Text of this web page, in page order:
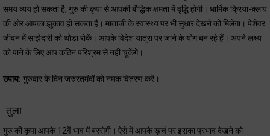
समय व्यय हो सकता है, गुरु की कृपा से आपकी बौद्धिक क्षमता में वृद्धि होगी। धार्मिक क्रिया-क्लाप
की ओर आपका झुकाव हो सकता है। माताजी के स्वास्थ्य पर भी सुधार देखने को मिलेगा। पेशेवर
जीवन में साझेदारी को थोड़ा रोकें। आपके विदेश यात्रा पर जाने के योग बन रहे हैं। अपने लक्ष्य
को पाने के लिए आप कठिन परिश्रम से नहीं चूकेंगे।
उपाय: गुरुवार के दिन ज़रुरतमंदों को नमक वितरण करें।
तुला
गुरु की कृपा आपके 12वें भाव में बरसेगी। ऐसे में आपके ख़र्च पर इसका प्रभाव देखने को